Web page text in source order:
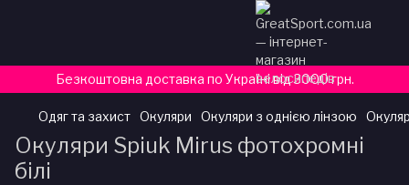
Безкоштовна доставка по Україні від 3000 грн.
Одяг та захист Окуляри Окуляри з однією лінзою
Окуляри Spiuk Mirus фотохромні
білі